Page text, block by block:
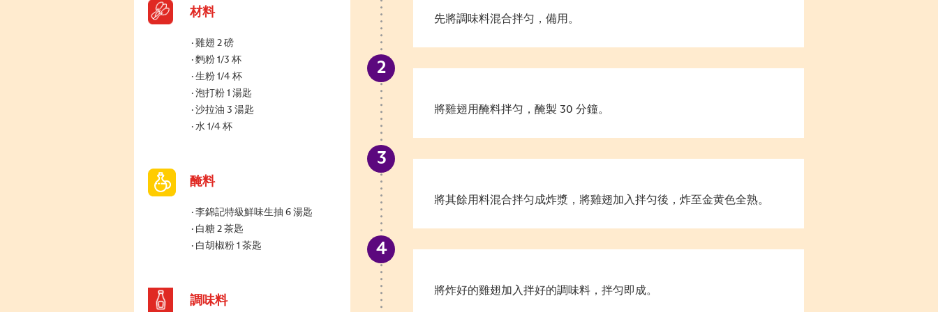
材料
雞翅 2 磅
麪粉 1/3 杯
生粉 1/4 杯
泡打粉 1 湯匙
沙拉油 3 湯匙
水 1/4 杯
醃料
李錦記特級鮮味生抽 6 湯匙
白糖 2 茶匙
白胡椒粉 1 茶匙
調味料
先將調味料混合拌匀，備用。
將雞翅用醃料拌匀，醃製 30 分鐘。
將其餘用料混合拌匀成炸漿，將雞翅加入拌匀後，炸至金黄色全熟。
將炸好的雞翅加入拌好的調味料，拌匀即成。